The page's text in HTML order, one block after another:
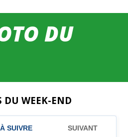
DU
DU WEEK-END